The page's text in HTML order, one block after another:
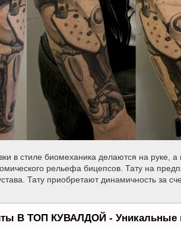
в стиле биомеханика делаются на руке,
рельефа бицепсов. Тату на
Тату приобретают динамичность за
В ТОП КУВАЛДОЙ - Уникальные